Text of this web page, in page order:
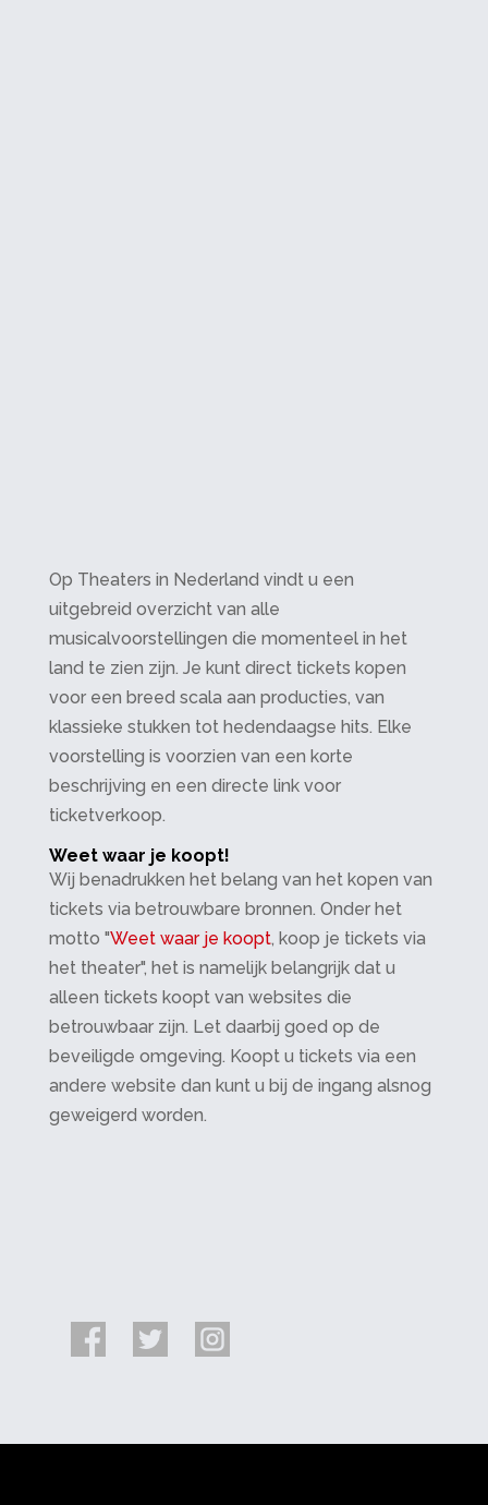
Op Theaters in Nederland vindt u een
uitgebreid overzicht van alle
musicalvoorstellingen die momenteel in het
land te zien zijn. Je kunt direct tickets kopen
voor een breed scala aan producties, van
klassieke stukken tot hedendaagse hits. Elke
voorstelling is voorzien van een korte
beschrijving en een directe link voor
ticketverkoop.
Weet waar je koopt!
Wij benadrukken het belang van het kopen van
tickets via betrouwbare bronnen. Onder het
motto "Weet waar je koopt, koop je tickets via
het theater", het is namelijk belangrijk dat u
alleen tickets koopt van websites die
betrouwbaar zijn. Let daarbij goed op de
beveiligde omgeving. Koopt u tickets via een
andere website dan kunt u bij de ingang alsnog
geweigerd worden.